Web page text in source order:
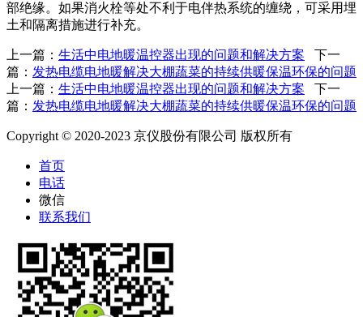
部绝缘。如果消火栓等处不利于电伴热系统的缠绕，可采用埋
土和隔离措施进行补充。
上一篇： 生活中电地暖温控器出现的问题和解决方案 下一
篇： 发热电缆电地暖解决大棚蔬菜的持续供暖保温环保的问题
上一篇： 生活中电地暖温控器出现的问题和解决方案 下一
篇： 发热电缆电地暖解决大棚蔬菜的持续供暖保温环保的问题
Copyright © 2020-2023 京仪股份有限公司 版权所有
首页
电话
微信
联系我们